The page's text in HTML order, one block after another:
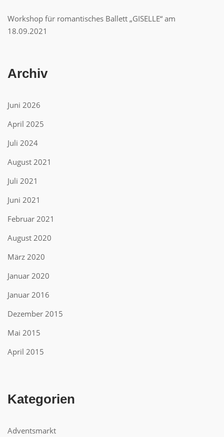
Workshop für romantisches Ballett „GISELLE“ am
18.09.2021
Archiv
Juni 2026
April 2025
Juli 2024
August 2021
Juli 2021
Juni 2021
Februar 2021
August 2020
März 2020
Januar 2020
Januar 2016
Dezember 2015
Mai 2015
April 2015
Kategorien
Adventsmarkt